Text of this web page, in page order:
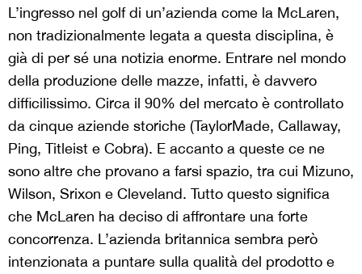
L’ingresso nel golf di un’azienda come la McLaren,
non tradizionalmente legata a questa disciplina, è
già di per sé una notizia enorme. Entrare nel mondo
della produzione delle mazze, infatti, è davvero
difficilissimo. Circa il 90% del mercato è controllato
da cinque aziende storiche (TaylorMade, Callaway,
Ping, Titleist e Cobra). E accanto a queste ce ne
sono altre che provano a farsi spazio, tra cui Mizuno,
Wilson, Srixon e Cleveland. Tutto questo significa
che McLaren ha deciso di affrontare una forte
concorrenza. L’azienda britannica sembra però
intenzionata a puntare sulla qualità del prodotto e